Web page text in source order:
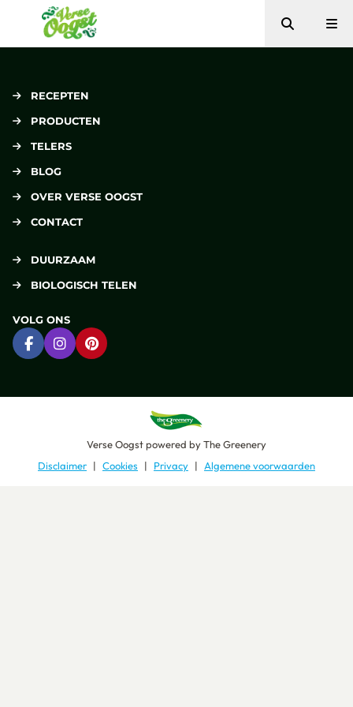
Verse Oogst
Zoeken
RECEPTEN
PRODUCTEN
TELERS
BLOG
OVER VERSE OOGST
CONTACT
DUURZAAM
BIOLOGISCH TELEN
VOLG ONS
Ga naar Facebook
Ga naar Instagram
Ga naar Pinterest
Verse Oogstpowered byThe Greenery
Disclaimer
Cookies Privacy Algemene voorwaarden